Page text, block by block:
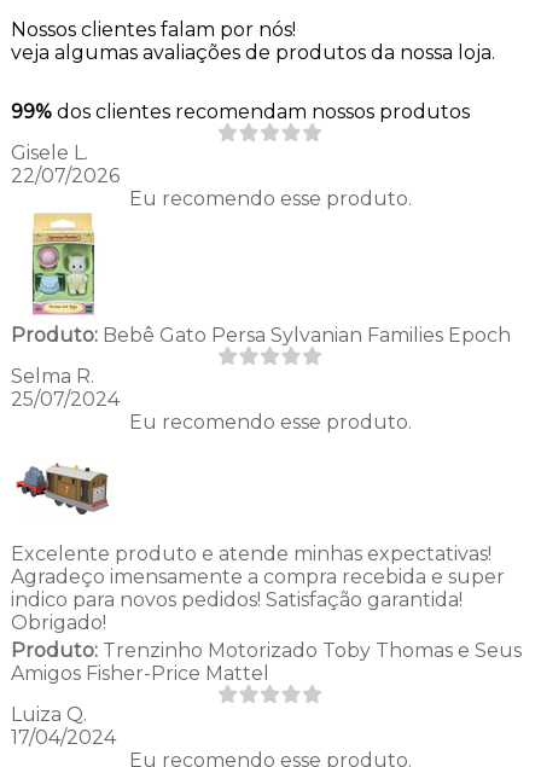
Nossos clientes falam por nós!
veja algumas avaliações de produtos da nossa loja.
99% dos clientes recomendam nossos produtos
Gisele L.
22/07/2026
Eu recomendo esse produto.
Produto:Bebê Gato Persa Sylvanian Families Epoch
Selma R.
25/07/2024
Eu recomendo esse produto.
Excelente produto e atende minhas expectativas!
Agradeço imensamente a compra recebida e super
indico para novos pedidos! Satisfação garantida!
Obrigado!
Produto:Trenzinho Motorizado Toby Thomas e Seus
Amigos Fisher-Price Mattel
Luiza Q.
17/04/2024
Eu recomendo esse produto.